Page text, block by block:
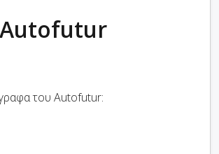
Autofutur
του Autofutur: